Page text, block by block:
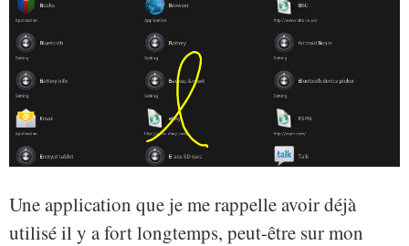
Une application que je me rappelle avoir déjà
utilisé il y a fort longtemps, peut-être sur mon